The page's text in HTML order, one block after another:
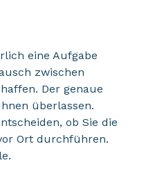
eine Aufgabe
zwischen
Der genaue
überlassen.
ob Sie die
Ort durchführen.